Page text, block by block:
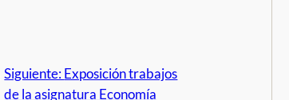
Siguiente:Exposición trabajos
de la asignatura Economía